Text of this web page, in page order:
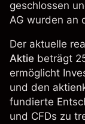
geschlossen
AG wurden an
Der aktuelle
Aktie beträgt
ermöglicht
und den
fundierte
und CFDs zu